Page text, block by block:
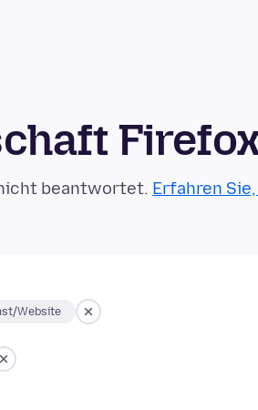
beantwortet. Erfahren
Website